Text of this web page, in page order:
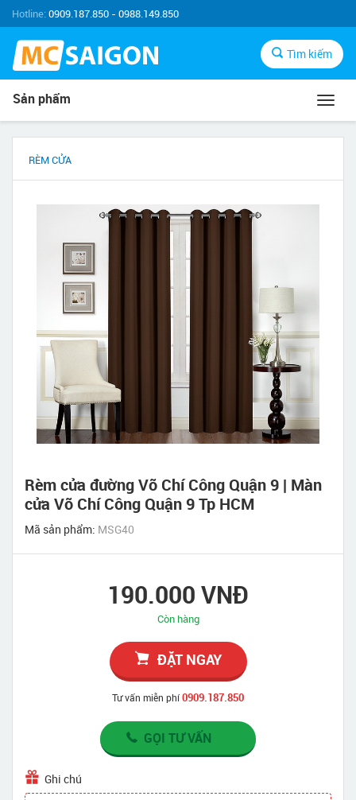
Hotline:0909.187.850 - 0988.149.850
Tìm kiếm
Sản phẩm
RÈM CỬA
Rèm cửa đường Võ Chí Công Quận 9 | Màn
cửa Võ Chí Công Quận 9 Tp HCM
Mã sản phẩm: MSG40
190.000 VNĐ
Còn hàng
ĐẶT NGAY
Tư vấn miễn phí0909.187.850
GỌI TƯ VẤN
Ghi chú